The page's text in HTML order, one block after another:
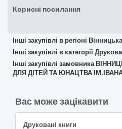
Корисні посилання
Інші закупівлі в регіоні
Інші закупівлі в категорії
Інші закупівлі замовника
ДЛЯ ДІТЕЙ ТА ЮНАЦТВА
Вас може зацікавити
Друковані книги